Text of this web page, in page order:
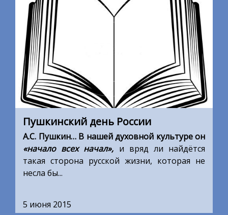
Пушкинский день России
А.С. Пушкин… В нашей духовной культуре он
«начало всех начал», и вряд ли найдётся
такая сторона русской жизни, которая не
несла бы...
5 июня 2015